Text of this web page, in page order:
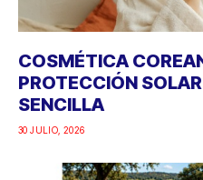
COSMÉTICA
PROTECCIÓN
SENCILLA
30 JULIO, 2026